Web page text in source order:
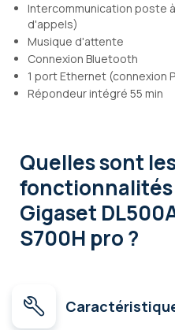
Intercommunication poste
d'appels)
Musique d'attente
Connexion Bluetooth
1 port Ethernet (connexion
Répondeur intégré 55 min
Quelles sont
fonctionnalités
Gigaset
S700H pro ?